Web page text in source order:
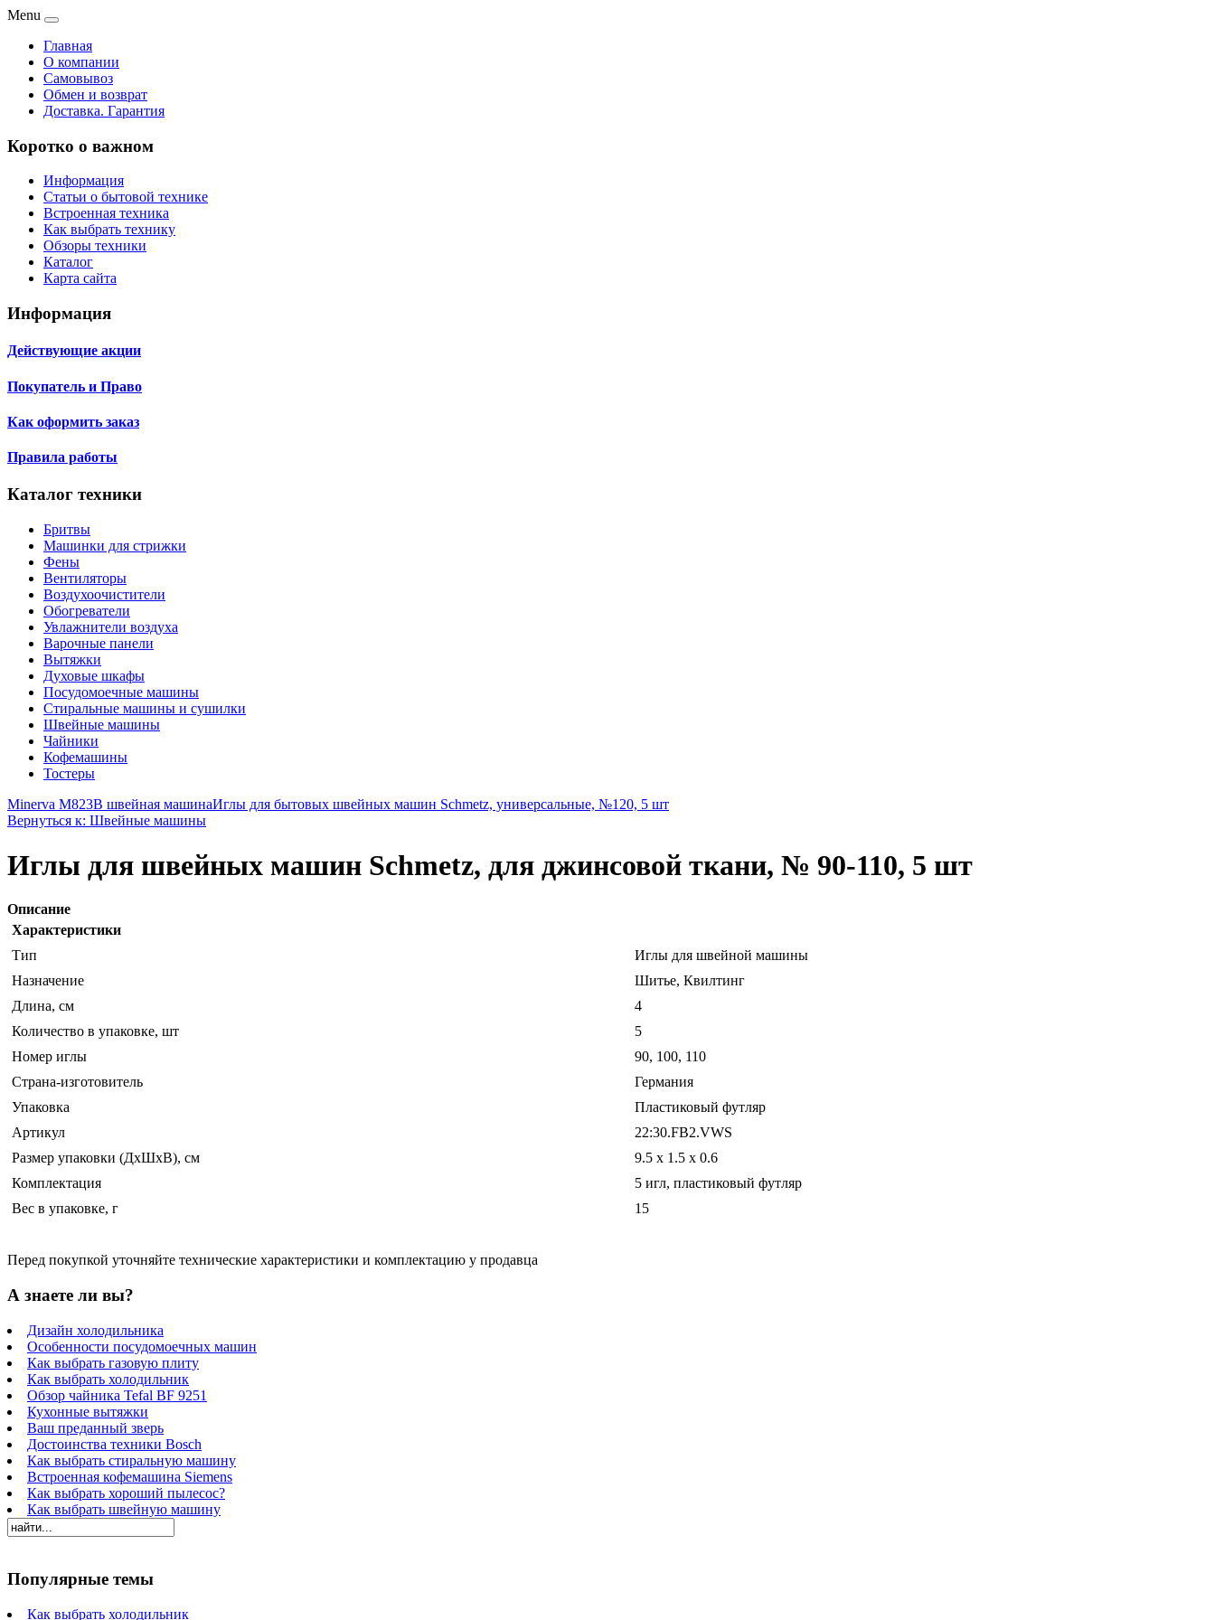
Menu
Главная
О компании
Самовывоз
Обмен и возврат
Доставка. Гарантия
Коротко о важном
Информация
Статьи о бытовой технике
Встроенная техника
Как выбрать технику
Обзоры техники
Каталог
Карта сайта
Информация
Действующие акции
Покупатель и Право
Как оформить заказ
Правила работы
Каталог техники
Бритвы
Машинки для стрижки
Фены
Вентиляторы
Воздухоочистители
Обогреватели
Увлажнители воздуха
Варочные панели
Вытяжки
Духовые шкафы
Посудомоечные машины
Стиральные машины и сушилки
Швейные машины
Чайники
Кофемашины
Тостеры
Minerva M823B швейная машинаИглы для бытовых швейных машин Schmetz, универсальные, №120, 5 шт
Вернуться к: Швейные машины
Иглы для швейных машин Schmetz, для джинсовой ткани, № 90-110, 5 шт
Описание
Характеристики
Тип
Иглы для швейной машины
Назначение
Шитье, Квилтинг
Длина, см
4
Количество в упаковке, шт
5
Номер иглы
90, 100, 110
Страна-изготовитель
Германия
Упаковка
Пластиковый футляр
Артикул
22:30.FB2.VWS
Размер упаковки (ДхШхВ), см
9.5 x 1.5 x 0.6
Комплектация
5 игл, пластиковый футляр
Вес в упаковке, г
15
Перед покупкой уточняйте технические характеристики и комплектацию у продавца
А знаете ли вы?
Дизайн холодильника
Особенности посудомоечных машин
Как выбрать газовую плиту
Как выбрать холодильник
Обзор чайника Tefal BF 9251
Кухонные вытяжки
Ваш преданный зверь
Достоинства техники Bosch
Как выбрать стиральную машину
Встроенная кофемашина Siemens
Как выбрать хороший пылесос?
Как выбрать швейную машину
Популярные темы
Как выбрать холодильник